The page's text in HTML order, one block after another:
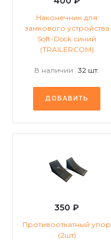
Наконечник для
замкового устройства
Soft-Dock синий
(TRAILERCOM)
В наличии 32 шт.
ДОБАВИТЬ
350 ₽
Противооткатный упор
(2шт)